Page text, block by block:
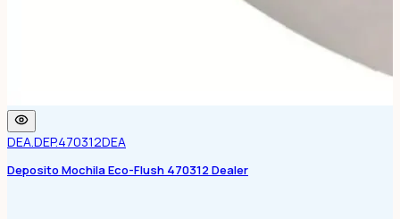
DEA.DEP.470312DEA
Deposito Mochila Eco-Flush 470312 Dealer